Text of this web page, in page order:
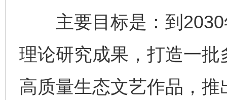
主要目标是：到2030
理论研究成果，打造一
高质量生态文艺作品，